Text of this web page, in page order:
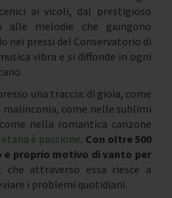
ai vicoli, dal prestigioso
alle melodie che giungono
nei pressi del Conservatorio di
vibra e si diffonde in ogni
una traccia: di gioia, come
come nelle sublimi
nella romantica canzone
è passione. Con oltre 500
e proprio motivo di vanto per
, che attraverso essa riesce a
i problemi quotidiani.